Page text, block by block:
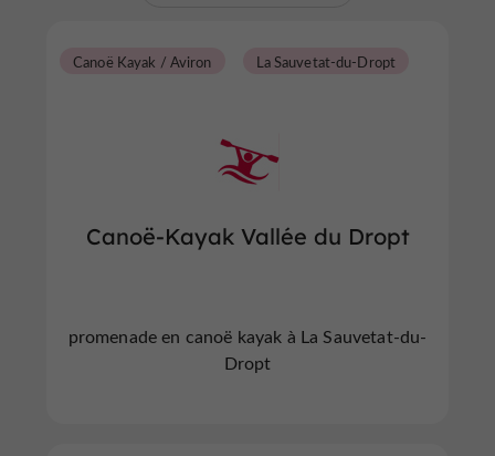
Canoë-Kayak Vallée du Dropt
Canoë Kayak / Aviron La Sauvetat-du-Dropt
promenade en canoë kayak à La Sauvetat-du-
Dropt